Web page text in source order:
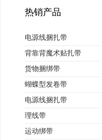
热销产品
电源线捆扎带
背靠背魔术贴扎带
货物捆绑带
蝴蝶型发卷带
电源线捆扎带
理线带
运动绑带